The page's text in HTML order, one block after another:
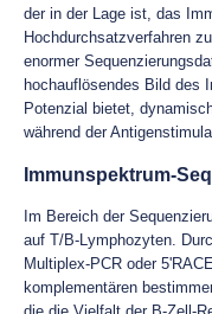
der in der Lage ist, das
Hochdurchsatzverfahren
enormer
hochauflösendes Bild des
Potenzial bietet,
während der
Immunspektrum-
Im Bereich der
auf T/B-Lymphozyten.
Multiplex-PCR oder
komplementären